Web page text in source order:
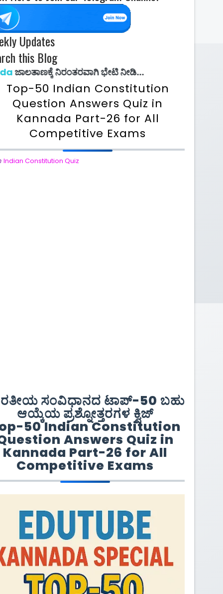
Updates
this Blog
ನಿರಂತರವಾಗಿ ಭೇಟಿ ನೀಡಿ...
Top-50 Indian Constitution
Question Answers Quiz in
Kannada Part-26 for All
Competitive Exams
Indian Constitution Quiz
ಸಂವಿಧಾನದ ಟಾಪ್-50 ಬಹು
ಆಯ್ಕೆಯ ಪ್ರಶ್ನೋತ್ತರಗಳ ಕ್ವಿಜ್
50 Indian Constitution
Answers Quiz in
Kannada Part-26 for All
Competitive Exams